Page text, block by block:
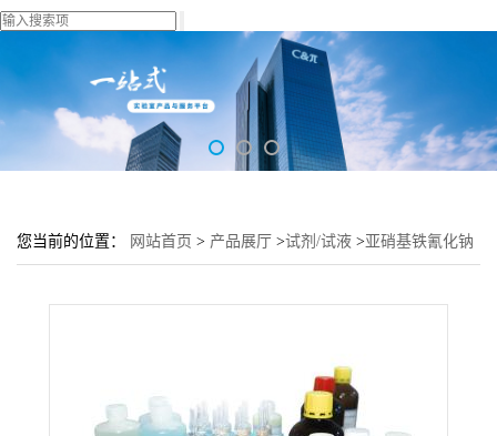
您当前的位置： 网站首页 > 产品展厅 >试剂/试液 >亚硝基铁氰化钠